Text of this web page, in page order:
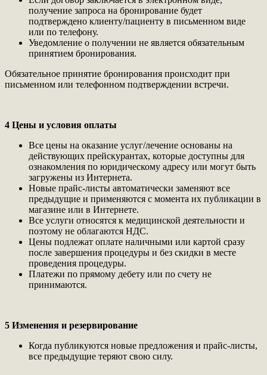
получение запроса на бронирование будет
подтверждено клиенту/пациенту в письменном виде
или по телефону.
Уведомление о получении не является обязательным
принятием бронирования.
Обязательное принятие бронирования происходит при
письменном или телефонном подтверждении встречи.
4 Цены и условия оплаты
Все цены на оказание услуг/лечение основаны на
действующих прейскурантах, которые доступны для
ознакомления по юридическому адресу или могут быть
загружены из Интернета.
Новые прайс-листы автоматически заменяют все
предыдущие и применяются с момента их публикации в
магазине или в Интернете.
Все услуги относятся к медицинской деятельности и
поэтому не облагаются НДС.
Цены подлежат оплате наличными или картой сразу
после завершения процедуры и без скидки в месте
проведения процедуры.
Платежи по прямому дебету или по счету не
принимаются.
5 Изменения и резервирование
Когда публикуются новые предложения и прайс-листы,
все предыдущие теряют свою силу.